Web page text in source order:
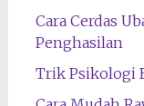
Cara Cerdas
Penghasilan
Trik Psikologi